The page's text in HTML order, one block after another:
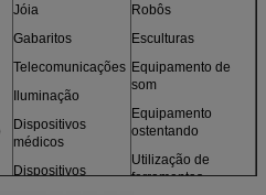
Jóia
Gabaritos
Telecomunicações
Iluminação
Dispositivos
médicos
Dispositivos
Robôs
Esculturas
Equipamento de
som
Equipamento
ostentando
Utilização de
ferramentas